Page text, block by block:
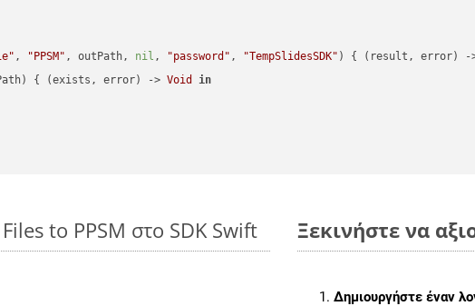
, "PPSM" , outPath, nil , "password" , "TempSlidesSDK" ) { (result, error)
{ (exists, error) -> Void
in
to PPSM στο SDK Swift Ξεκινήστε να
Δημιουργήστε έναν